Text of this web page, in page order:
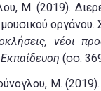
Μ. (2019).
νέοι
(σσ.
Μ.